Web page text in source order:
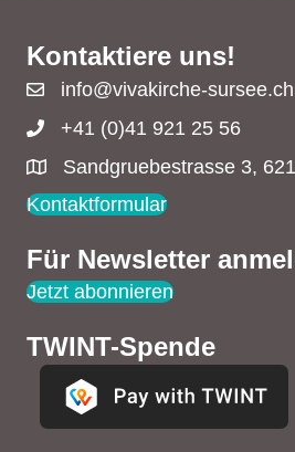
Kontaktiere uns!
info@vivakirche-sursee.ch
+41 (0)41 921 25 56
Sandgruebestrasse 3,
Kontaktformular
Für Newsletter
Jetzt abonnieren
TWINT-Spende